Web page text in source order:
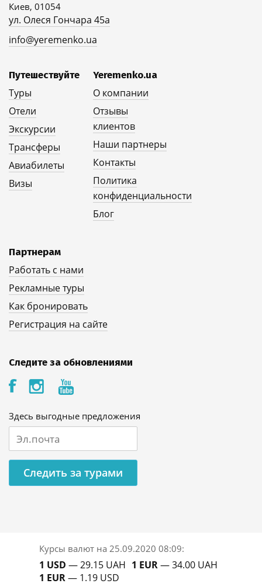
Киев, 01054
ул. Олеся Гончара 45а
info@yeremenko.ua
Путешествуйте
Туры
Отели
Экскурсии
Трансферы
Авиабилеты
Визы
Yeremenko.ua
О компании
Отзывы
клиентов
Наши партнеры
Контакты
Политика
конфиденциальности
Блог
Партнерам
Работать с нами
Рекламные туры
Как бронировать
Регистрация на сайте
Следите за обновлениями
Здесь выгодные предложения
Следить за турами
Курсы валют на 25.09.2020 08:09:
1 USD — 29.15 UAH
1 EUR— 1.19 USD
1 EUR— 34.00 UAH